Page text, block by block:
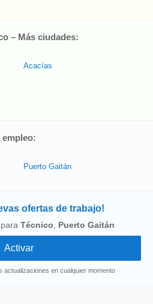
– Más ciudades:
Acacías
empleo:
Puerto Gaitán
ofertas de trabajo!
Técnico Puerto Gaitán
actualizaciones en cualquier momento